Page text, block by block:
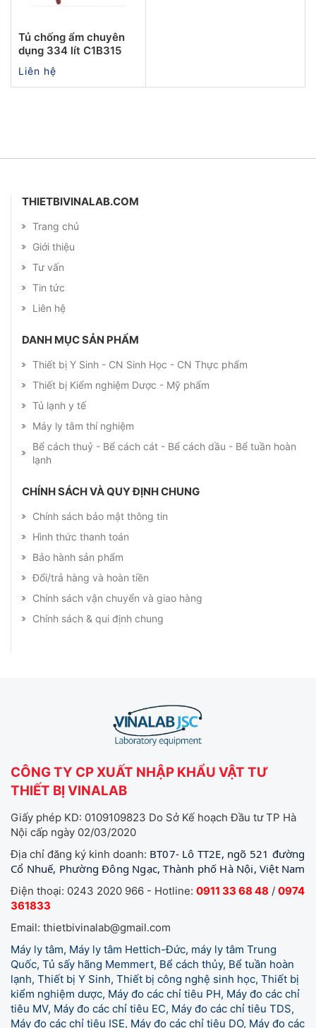
Tủ chống ẩm chuyên
dụng 334 lít C1B315
Liên hệ
THIETBIVINALAB.COM
Trang chủ
Giới thiệu
Tư vấn
Tin tức
Liên hệ
DANH MỤC SẢN PHẨM
Thiết bị Y Sinh - CN Sinh Học - CN Thực phẩm
Thiết bị Kiểm nghiệm Dược - Mỹ phẩm
Tủ lạnh y tế
Máy ly tâm thí nghiệm
Bể cách thuỷ - Bể cách cát - Bể cách dầu - Bể tuần hoàn
lạnh
CHÍNH SÁCH VÀ QUY ĐỊNH CHUNG
Chính sách bảo mật thông tin
Hình thức thanh toán
Bảo hành sản phẩm
Đổi/trả hàng và hoàn tiền
Chính sách vận chuyển và giao hàng
Chính sách & qui định chung
CÔNG TY CP XUẤT NHẬP KHẨU VẬT TƯ
THIẾT BỊ VINALAB
Giấy phép KD: 0109109823 Do Sở Kế hoạch Đầu tư TP Hà
Nội cấp ngày 02/03/2020
Địa chỉ đăng ký kinh doanh: BT07- Lô TT2E, ngõ 521 đường
Cổ Nhuế, Phường Đông Ngạc, Thành phố Hà Nội, Việt Nam
Điện thoại: 0243 2020 966 - Hotline: 0911 33 68 48 / 0974
361833
Email: thietbivinalab@gmail.com
Máy ly tâm, Máy ly tâm Hettich-Đức, máy ly tâm Trung
Quốc, Tủ sấy hãng Memmert, Bể cách thủy, Bể tuần hoàn
lạnh, Thiết bị Y Sinh, Thiết bị công nghệ sinh học, Thiết bị
kiểm nghiệm dược, Máy đo các chỉ tiêu PH, Máy đo các chỉ
tiêu MV, Máy đo các chỉ tiêu EC, Máy đo các chỉ tiêu TDS,
Máy đo các chỉ tiêu ISE, Máy đo các chỉ tiêu DO, Máy đo các